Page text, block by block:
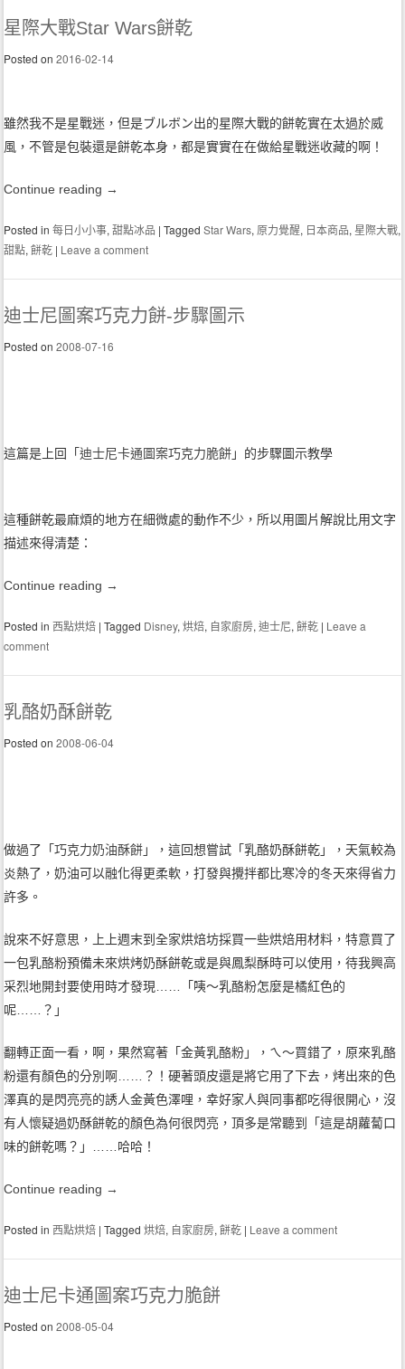
星際大戰Star Wars餅乾
Posted on2016-02-14
雖然我不是星戰迷，但是ブルボン出的星際大戰的餅乾實在太過於威
風，不管是包裝還是餅乾本身，都是實實在在做給星戰迷收藏的啊！
Continue reading →
Posted in每日小小事,甜點冰品 |TaggedStar Wars, 原力覺醒, 日本商品, 星際大戰,
甜點,餅乾 | Leave a comment
迪士尼圖案巧克力餅-步驟圖示
Posted on2008-07-16
這篇是上回「迪士尼卡通圖案巧克力脆餅」的步驟圖示教學
這種餅乾最麻煩的地方在細微處的動作不少，所以用圖片解說比用文字
描述來得清楚：
Continue reading →
Posted in西點烘焙 |Tagged Disney,烘焙, 自家廚房,迪士尼,餅乾 | Leave a
comment
乳酪奶酥餅乾
Posted on2008-06-04
做過了「巧克力奶油酥餅」，這回想嘗試「乳酪奶酥餅乾」，天氣較為
炎熱了，奶油可以融化得更柔軟，打發與攪拌都比寒冷的冬天來得省力
許多。
說來不好意思，上上週末到全家烘焙坊採買一些烘焙用材料，特意買了
一包乳酪粉預備未來烘烤奶酥餅乾或是與鳳梨酥時可以使用，待我興高
采烈地開封要使用時才發現……「咦～乳酪粉怎麼是橘紅色的
呢……？」
翻轉正面一看，啊，果然寫著「金黃乳酪粉」，ㄟ～買錯了，原來乳酪
粉還有顏色的分別啊……？！硬著頭皮還是將它用了下去，烤出來的色
澤真的是閃亮亮的誘人金黃色澤哩，幸好家人與同事都吃得很開心，沒
有人懷疑過奶酥餅乾的顏色為何很閃亮，頂多是常聽到「這是胡蘿蔔口
味的餅乾嗎？」……哈哈！
Continue reading →
Posted in西點烘焙 |Tagged烘焙, 自家廚房,餅乾 | Leave a comment
迪士尼卡通圖案巧克力脆餅
Posted on2008-05-04